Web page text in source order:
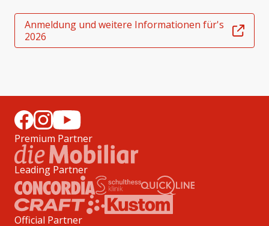
Anmeldung und weitere Informationen für's
2026
Premium Partner
Leading Partner
Official Partner